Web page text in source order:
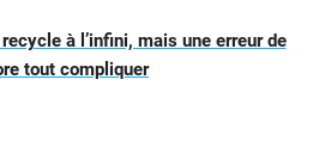
à l’infini, mais une erreur de
tout compliquer